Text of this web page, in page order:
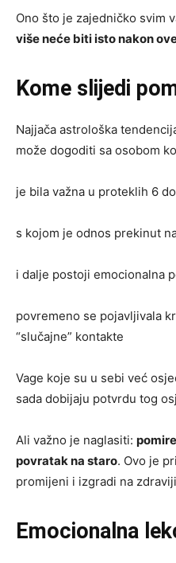
Ono što je zajedničko svim
više neće biti isto nakon
Kome slijedi
Najjača astrološka
može dogoditi sa osobom
je bila važna u proteklih 6
s kojom je odnos prekinut
i dalje postoji emocionalna
povremeno se pojavljivala
“slučajne” kontakte
Vage koje su u sebi već
sada dobijaju potvrdu tog
Ali važno je naglasiti:
povratak na staro. Ovo je
promijeni i izgradi na
Emocionalna